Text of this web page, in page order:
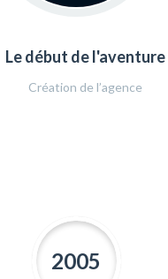
Le début de l'aventure
Création de l’agence
2005